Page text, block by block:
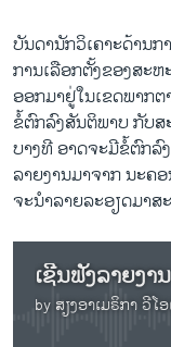
ພາສາຕ່າງໆ
ບັນດານັກວິເຄາະດ້ານກ
ການເລືອກຕັ້ງຂອງສະ
ອອກມາຢູ່ໃນເຂດພາກ
ຂໍ້ຕົກລົງສັນຕິພາບ ກັບສ
ບາງທີ ອາດຈະມີຂໍ້ຕົກລົ
ລາຍງານມາຈາກ ນະຄ
ຈະນຳລາຍລະອຽດມາ
by ສຽງອາເມຣິກາ ວີໂ
No